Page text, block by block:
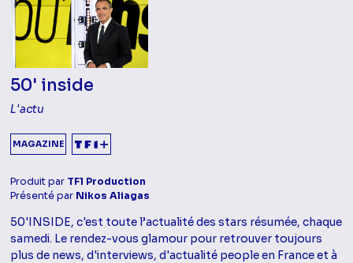
50' inside
L'actu
MAGAZINE
Produit par TF1 Production
Présenté par Nikos Aliagas
50'INSIDE, c'est toute l’actualité des stars résumée, chaque
samedi. Le rendez-vous glamour pour retrouver toujours
plus de news, d'interviews, d'actualité people en France et à